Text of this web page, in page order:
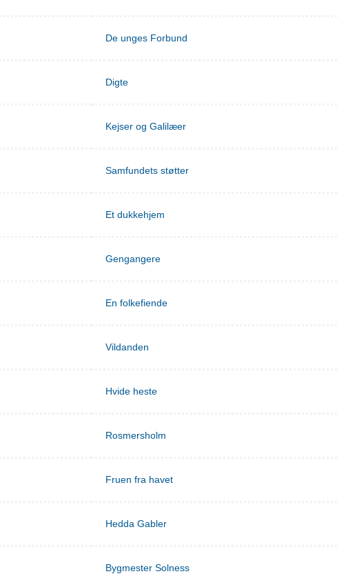
De unges Forbund
Digte
Kejser og Galilæer
Samfundets støtter
Et dukkehjem
Gengangere
En folkefiende
Vildanden
Hvide heste
Rosmersholm
Fruen fra havet
Hedda Gabler
Bygmester Solness